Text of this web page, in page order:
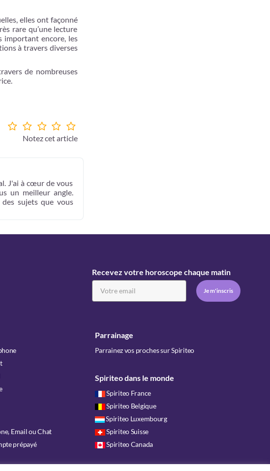
elles ont façonné
rare qu’une lecture
important encore, les
à travers diverses
de nombreuses
Notez cet article
J'ai à cœur de vous
un meilleur angle.
sujets que vous
Recevez votre horoscope chaque matin
Email ou Chat
prépayé
Parrainage
Parrainez vos proches sur Spiriteo
Spiriteo dans le monde
Spiriteo France
Spiriteo Belgique
Spiriteo Luxembourg
Spiriteo Suisse
Spiriteo Canada